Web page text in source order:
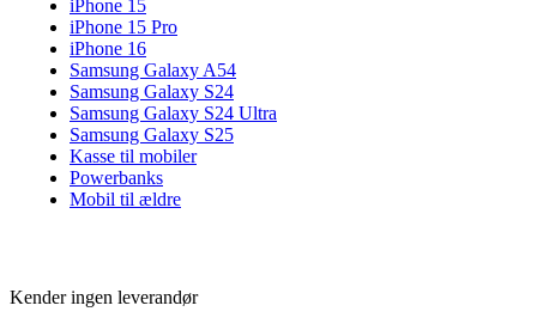
iPhone 15
iPhone 15 Pro
iPhone 16
Samsung Galaxy A54
Samsung Galaxy S24
Samsung Galaxy S24 Ultra
Samsung Galaxy S25
Kasse til mobiler
Powerbanks
Mobil til ældre
Kender ingen leverandør